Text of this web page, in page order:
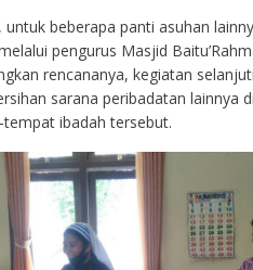
beberapa panti asuhan
pengurus Masjid
rencananya, kegiatan
sarana peribadatan lainnya
ibadah tersebut.